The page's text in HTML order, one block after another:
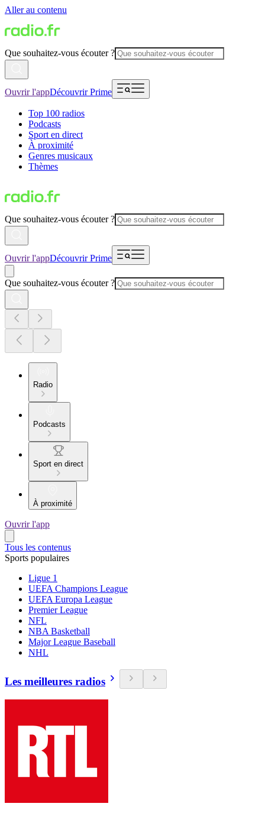
Aller au contenu
Que souhaitez-vous écouter ?
Ouvrir l'appDécouvrir Prime
Top 100 radios
Podcasts
Sport en direct
À proximité
Genres musicaux
Thèmes
Que souhaitez-vous écouter ?
Ouvrir l'appDécouvrir Prime
Que souhaitez-vous écouter ?
Radio
Podcasts
Sport en direct
À proximité
Ouvrir l'app
Tous les contenus
Sports populaires
Ligue 1
UEFA Champions League
UEFA Europa League
Premier League
NFL
NBA Basketball
Major League Baseball
NHL
Les meilleures radios